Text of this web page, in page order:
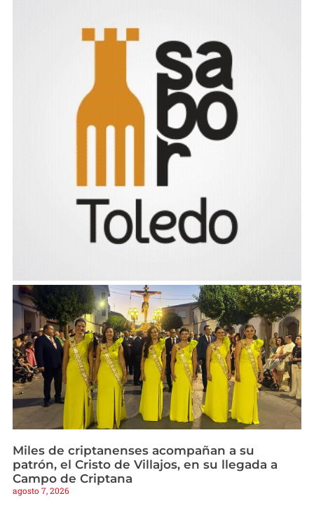
Miles de criptanenses acompañan a su
patrón, el Cristo de Villajos, en su llegada a
Campo de Criptana
agosto 7, 2026